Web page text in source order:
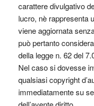
carattere divulgativo
lucro, nè rappresenta
viene aggiornata
può pertanto
della legge n. 62 del
Nel caso si dovesse
qualsiasi copyright
immediatamente su